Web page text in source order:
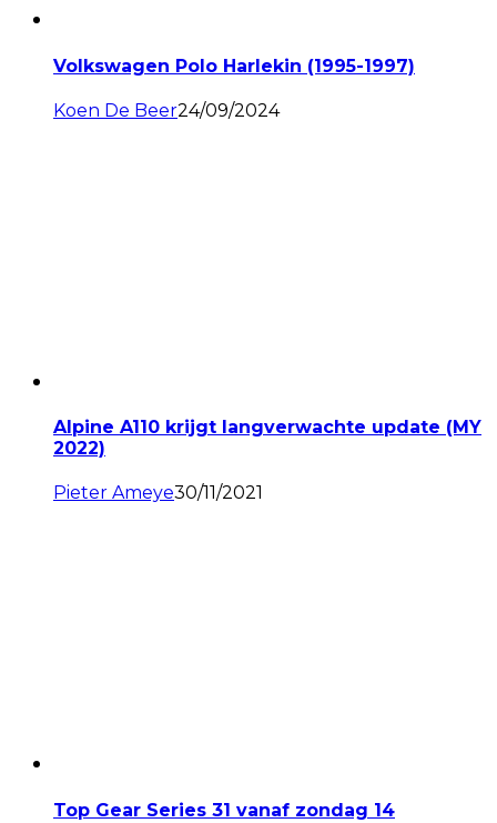
Volkswagen Polo Harlekin (1995-1997)
Koen De Beer24/09/2024
Alpine A110 krijgt langverwachte update (MY
2022)
Pieter Ameye30/11/2021
Top Gear Series 31 vanaf zondag 14